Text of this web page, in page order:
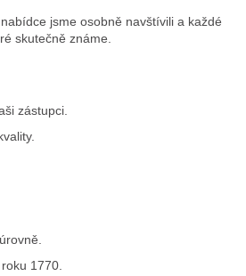
jsme osobně navštívili a každé
skutečně známe.
zástupci.
1770.